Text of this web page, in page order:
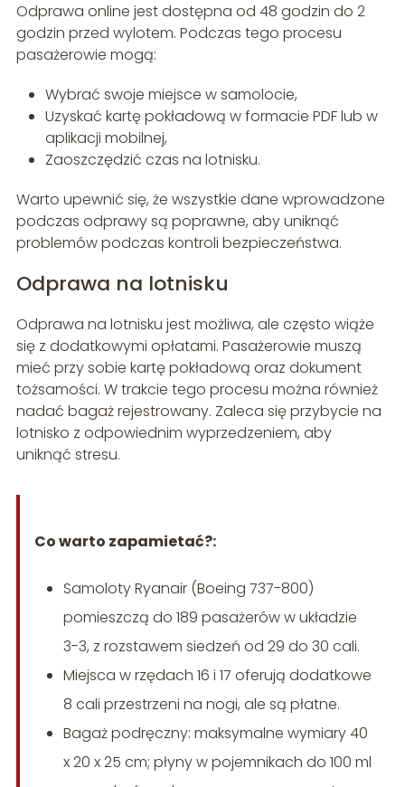
Odprawa online jest dostępna od 48 godzin do 2
godzin przed wylotem. Podczas tego procesu
pasażerowie mogą:
Wybrać swoje miejsce w samolocie,
Uzyskać kartę pokładową w formacie PDF lub w
aplikacji mobilnej,
Zaoszczędzić czas na lotnisku.
Warto upewnić się, że wszystkie dane wprowadzone
podczas odprawy są poprawne, aby uniknąć
problemów podczas kontroli bezpieczeństwa.
Odprawa na lotnisku
Odprawa na lotnisku jest możliwa, ale często wiąże
się z dodatkowymi opłatami. Pasażerowie muszą
mieć przy sobie kartę pokładową oraz dokument
tożsamości. W trakcie tego procesu można również
nadać bagaż rejestrowany. Zaleca się przybycie na
lotnisko z odpowiednim wyprzedzeniem, aby
uniknąć stresu.
Co warto zapamietać?:
Samoloty Ryanair (Boeing 737-800)
pomieszczą do 189 pasażerów w układzie
3-3, z rozstawem siedzeń od 29 do 30 cali.
Miejsca w rzędach 16 i 17 oferują dodatkowe
8 cali przestrzeni na nogi, ale są płatne.
Bagaż podręczny: maksymalne wymiary 40
x 20 x 25 cm; płyny w pojemnikach do 100 ml